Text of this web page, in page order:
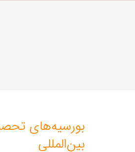
بورسیه‌های
بین‌المللی